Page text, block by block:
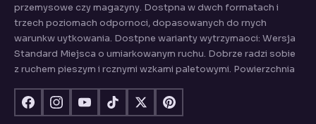
przemysowe czy magazyny. Dostpna w dwch formatach i
trzech poziomach odpornoci, dopasowanych do rnych
warunkw uytkowania. Dostpne warianty wytrzymaoci: Wersja
Standard Miejsca o umiarkowanym ruchu. Dobrze radzi sobie
z ruchem pieszym i rcznymi wzkami paletowymi. Powierzchnia